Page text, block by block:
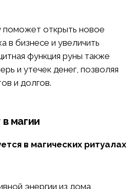
открыть новое
в бизнесе и увеличить
функция руны также
и утечек денег, позволяя
и долгов.
магии
в магических ритуалах
энергии из дома,